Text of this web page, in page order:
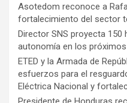
Asotedom reconoce a
fortalecimiento del sector
Director SNS proyecta
autonomía en los
ETED y la Armada de
esfuerzos para el
Eléctrica Nacional y